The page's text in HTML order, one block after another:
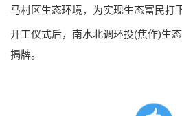
马村区生态环境，为实现生态富民打
开工仪式后，南水北调环投(焦作)生
揭牌。